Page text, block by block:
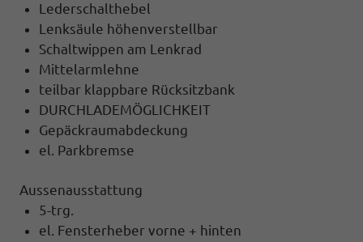
Lederschalthebel
Lenksäule höhenverstellbar
Schaltwippen am Lenkrad
Mittelarmlehne
teilbar klappbare Rücksitzbank
DURCHLADEMÖGLICHKEIT
Gepäckraumabdeckung
el. Parkbremse
Aussenausstattung
5-trg.
el. Fensterheber vorne + hinten